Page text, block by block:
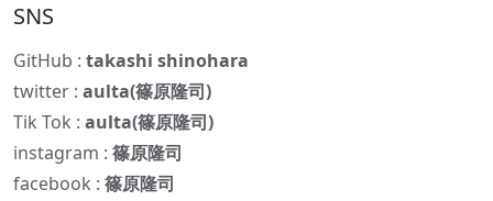
SNS
GitHub : takashi shinohara
twitter : aulta(篠原隆司)
Tik Tok : aulta(篠原隆司)
instagram : 篠原隆司
facebook : 篠原隆司